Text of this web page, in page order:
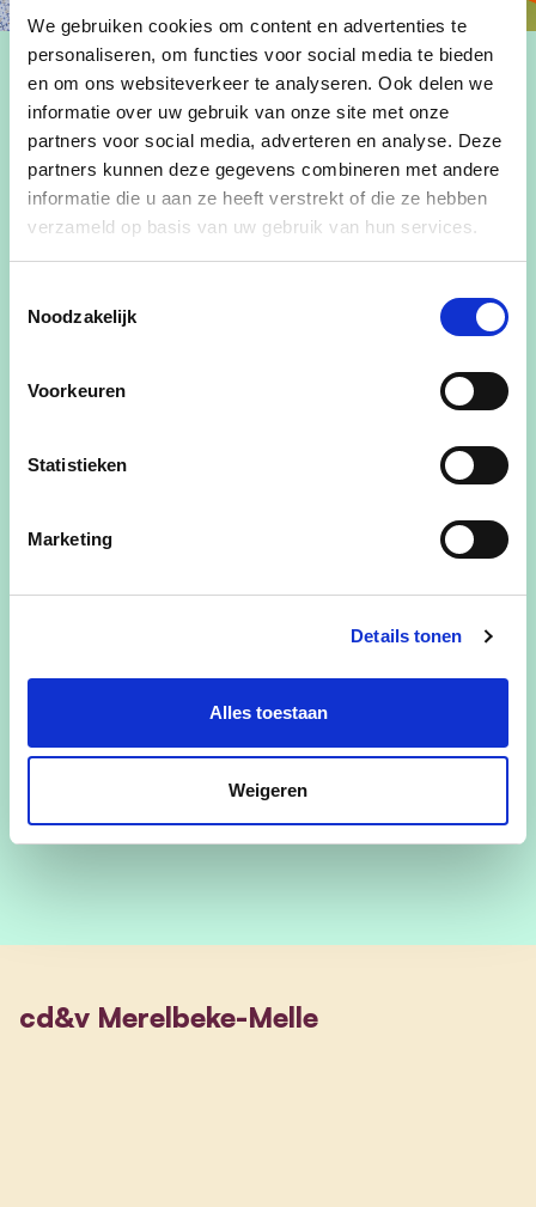
We gebruiken cookies om content en advertenties te
personaliseren, om functies voor social media te bieden
en om ons websiteverkeer te analyseren. Ook delen we
informatie over uw gebruik van onze site met onze
partners voor social media, adverteren en analyse. Deze
partners kunnen deze gegevens combineren met andere
informatie die u aan ze heeft verstrekt of die ze hebben
verzameld op basis van uw gebruik van hun services.
Noodzakelijk
Voorkeuren
Statistieken
Marketing
Details tonen
Alles toestaan
Weigeren
Slogan
Boer zoekt stem!
Leeftijd
53 jaar
Huidig mandaat
openbare
werken,mobiliteit, land- en tuinbouw
dirk.gistelinck@gmail.com
tel:0494/86.88.15
cd&v Merelbeke-Melle